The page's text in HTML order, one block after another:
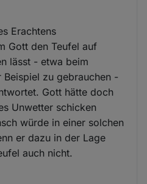
Erachtens
Gott den Teufel auf
lässt - etwa beim
zu gebrauchen -
Gott hätte doch
Unwetter schicken
würde in einer solchen
er dazu in der Lage
auch nicht.